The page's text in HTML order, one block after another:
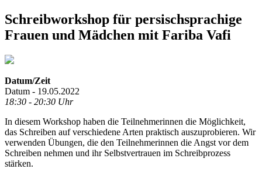
Schreibworkshop für persischsprachige
Frauen und Mädchen mit Fariba Vafi
Datum/Zeit
Datum - 19.05.2022
18:30 - 20:30 Uhr
In diesem Workshop haben die Teilnehmerinnen die Möglichkeit,
das Schreiben auf verschiedene Arten praktisch auszuprobieren. Wir
verwenden Übungen, die den Teilnehmerinnen die Angst vor dem
Schreiben nehmen und ihr Selbstvertrauen im Schreibprozess
stärken.